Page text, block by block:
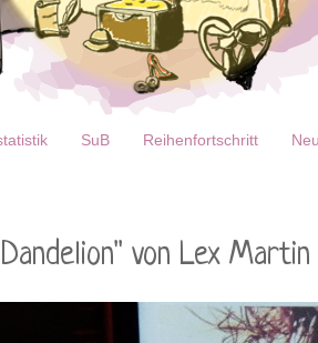
SuB Reihenfortschritt
von Lex Martin